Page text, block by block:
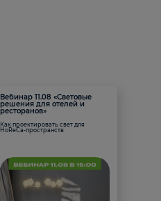
Вебинар 11.08 «Световые
решения для отелей и
ресторанов»
Как проектировать свет для
HoReCa-пространств